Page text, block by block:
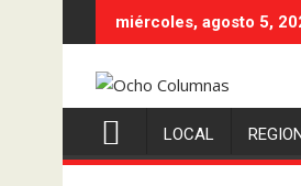
al
miércoles, agosto 5,
LOCAL